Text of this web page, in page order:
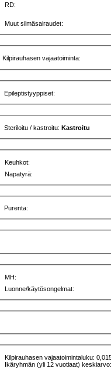
RD:
Muut silmäsairaudet:
Kilpirauhasen vajaatoiminta:
Epileptistyyppiset:
Steriloitu / kastroitu:Kastroitu
Keuhkot:
Napatyrä:
Purenta:
MH:
Luonne/käytösongelmat:
Kilpirauhasen vajaatoimintaluku:
Ikäryhmän (yli 12 vuotiaat)